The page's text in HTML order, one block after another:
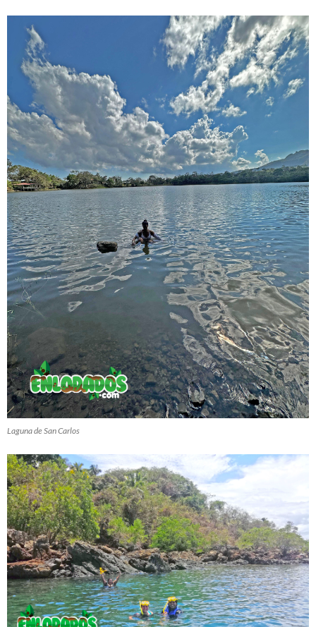
Laguna de San Carlos